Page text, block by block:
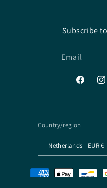
Subscribe
Email
Facebook
Country/region
Netherlands | EUR €
Payment